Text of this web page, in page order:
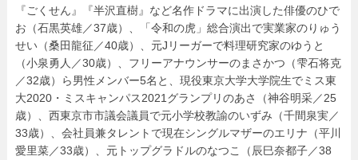
『ごくせん』『半沢直樹』など名作ドラマに出演した俳優のひで
お（石黒英雄／37歳）、「令和の虎」総合演出で実業家のりゅう
せい（桑田龍征／40歳）、元Jリーガーで料理研究家のゆうと
（小泉勇人／30歳）、フリーアナウンサーのまさかつ（雫石将克
／32歳）ら男性メンバー5名と、現役東京大学大学院生でミス東
大2020・ミスキャンパス2021グランプリのあさ（神谷明采／25
歳）、西東京市市議会議員で元小学校教諭のいずみ（千間泉実／
33歳）、会社員兼タレントで現在シングルマザーのエリナ（平川
愛里菜／33歳）、元トップグラドルのなつこ（辰巳奈都子／38